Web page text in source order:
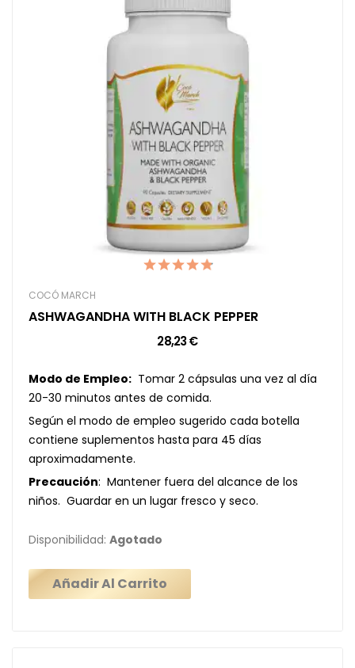
COCÓ MARCH
ASHWAGANDHA WITH BLACK PEPPER
28,23 €
Modo de Empleo: Tomar 2 cápsulas una vez al día
20-30 minutos antes de comida.
Según el modo de empleo sugerido cada botella
contiene suplementos hasta para 45 días
aproximadamente.
Precaución: Mantener fuera del alcance de los
niños. Guardar en un lugar fresco y seco.
Disponibilidad: Agotado
Añadir Al Carrito